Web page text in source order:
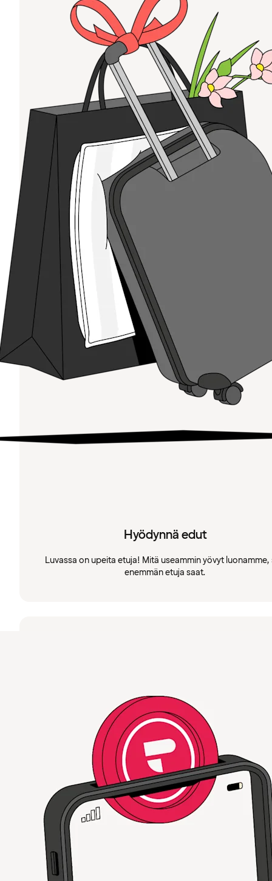
Hyödynnä edut
Luvassa on upeita etuja! Mitä useammin yövyt luonamme,
enemmän etuja saat.